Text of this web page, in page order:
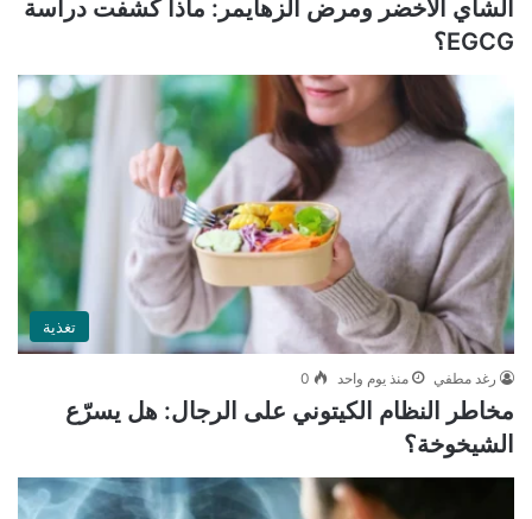
الشاي الأخضر ومرض ألزهايمر: ماذا كشفت دراسة
EGCG؟
تغذية
رغد مطفي منذ يوم واحد 0
مخاطر النظام الكيتوني على الرجال: هل يسرّع
الشيخوخة؟